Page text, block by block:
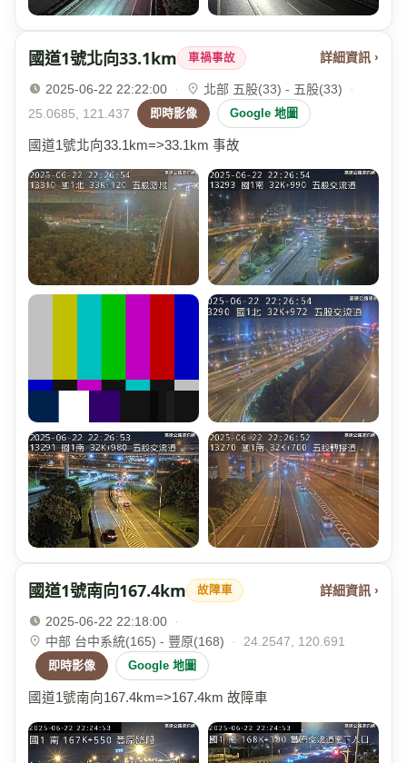
國道1號北向33.1km 車禍事故 詳細資訊 ›
2025-06-22 22:22:00 · 北部 五股(33) - 五股(33)
·
25.0685, 121.437
即時影像 Google 地圖
國道1號北向33.1km=>33.1km 事故
國道1號南向167.4km 故障車 詳細資訊 ›
2025-06-22 22:18:00
·
中部 台中系統(165) - 豐原(168)
· 24.2547, 120.691
即時影像 Google 地圖
國道1號南向167.4km=>167.4km 故障車